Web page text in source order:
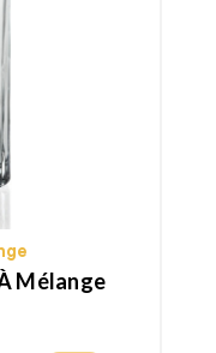
Mélange